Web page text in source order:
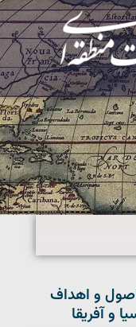
و اهداف
و آفریقا